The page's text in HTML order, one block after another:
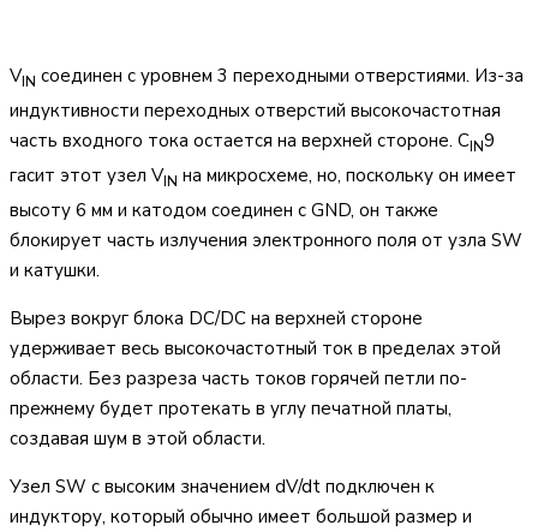
VIN соединен с уровнем 3 переходными отверстиями. Из-за
индуктивности переходных отверстий высокочастотная
часть входного тока остается на верхней стороне. CIN9
гасит этот узел VIN на микросхеме, но, поскольку он имеет
высоту 6 мм и катодом соединен с GND, он также
блокирует часть излучения электронного поля от узла SW
и катушки.
Вырез вокруг блока DC/DC на верхней стороне
удерживает весь высокочастотный ток в пределах этой
области. Без разреза часть токов горячей петли по-
прежнему будет протекать в углу печатной платы,
создавая шум в этой области.
Узел SW с высоким значением dV/dt подключен к
индуктору, который обычно имеет большой размер и